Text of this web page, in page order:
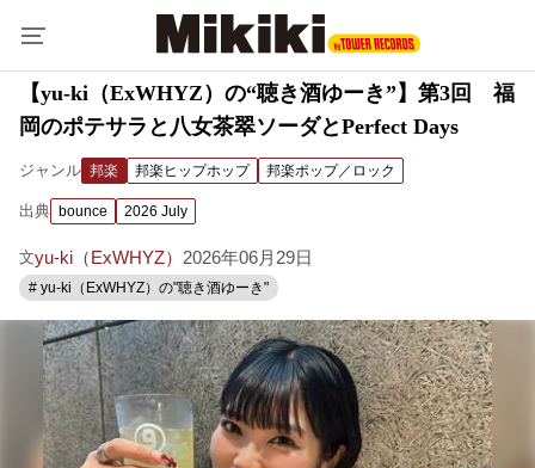
【yu-ki（ExWHYZ）の“聴き酒ゆーき”】第3回 福
岡のポテサラと八女茶翠ソーダとPerfect Days
ジャンル 邦楽 邦楽ヒップホップ 邦楽ポップ／ロック
出典 bounce 2026 July
文yu-ki（ExWHYZ） 2026年06月29日
# yu-ki（ExWHYZ）の"聴き酒ゆーき"